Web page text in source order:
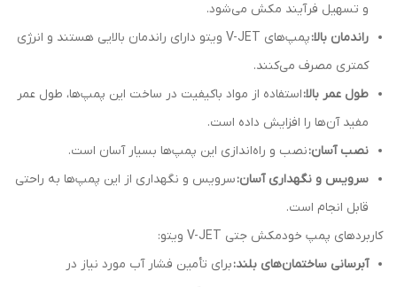
و تسهیل فرآیند مکش می‌شود.
راندمان بالا:
پمپ‌های V-JET ویتو دارای راندمان بالایی هستند و انرژی
کمتری مصرف می‌کنند.
طول عمر بالا:استفاده از مواد باکیفیت در ساخت این پمپ‌ها، طول عمر
مفید آن‌ها را افزایش داده است.
نصب آسان:نصب و راه‌اندازی این پمپ‌ها بسیار آسان است.
سرویس و نگهداری آسان:سرویس و نگهداری از این پمپ‌ها به راحتی
قابل انجام است.
کاربردهای پمپ‌ خودمکش جتی V-JET ویتو:
آبرسانی ساختمان‌های بلند:برای تأمین فشار آب مورد نیاز در